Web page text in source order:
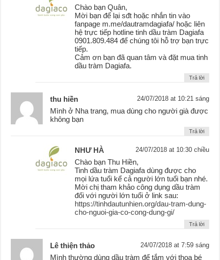
Chào bạn Quân,
Mời bạn để lại sđt hoặc nhắn tin vào
fanpage m.me/dautramdagiafa/ hoặc liên
hệ trực tiếp hotline tinh dầu tràm Dagiafa
0901.809.484 để chúng tôi hỗ trợ bạn trực
tiếp.
Cảm ơn bạn đã quan tâm và đặt mua tinh
dầu tràm Dagiafa.
Trả lời
thu hiền 24/07/2018 at 10:21 sáng
Mình ở Nha trang, mua dùng cho người già được
không bạn
Trả lời
NHƯ HÀ 24/07/2018 at 10:30 chiều
Chào bạn Thu Hiền,
Tinh dầu tràm Dagiafa dùng được cho
mọi lứa tuổi kể cả người lớn tuổi bạn nhé.
Mời chị tham khảo công dụng dầu tràm
đối với người lớn tuổi ở link sau:
https://tinhdautunhien.org/dau-tram-dung-
cho-nguoi-gia-co-cong-dung-gi/
Trả lời
Lê thiện thảo 24/07/2018 at 7:59 sáng
Mình thường dùng dầu tràm để tắm với thoa bé